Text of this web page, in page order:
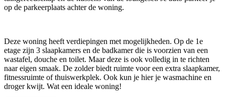
op de parkeerplaats achter de woning.
Deze woning heeft verdiepingen met mogelijkheden. Op de 1e
etage zijn 3 slaapkamers en de badkamer die is voorzien van een
wastafel, douche en toilet. Maar deze is ook volledig in te richten
naar eigen smaak. De zolder biedt ruimte voor een extra slaapkamer,
fitnessruimte of thuiswerkplek. Ook kun je hier je wasmachine en
droger kwijt. Wat een ideale woning!